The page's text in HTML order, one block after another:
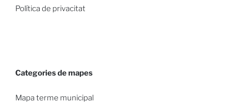
Política de privacitat
Categories de mapes
Mapa terme municipal